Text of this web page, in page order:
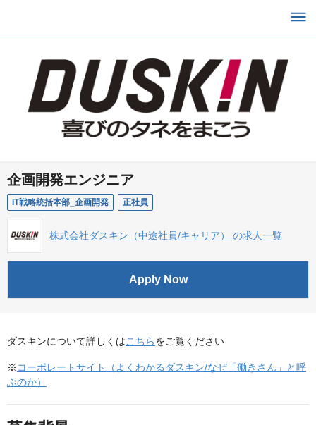
企画開発エンジニア
IT戦略統括本部_企画開発 正社員
株式会社ダスキン（中途社員/キャリア） の求人一覧
Apply Now
ダスキンについて詳しくはこちらをご覧ください
※ コーポレートサイト（よくわかるダスキン/なぜ「働きさん」と呼
ぶのか）